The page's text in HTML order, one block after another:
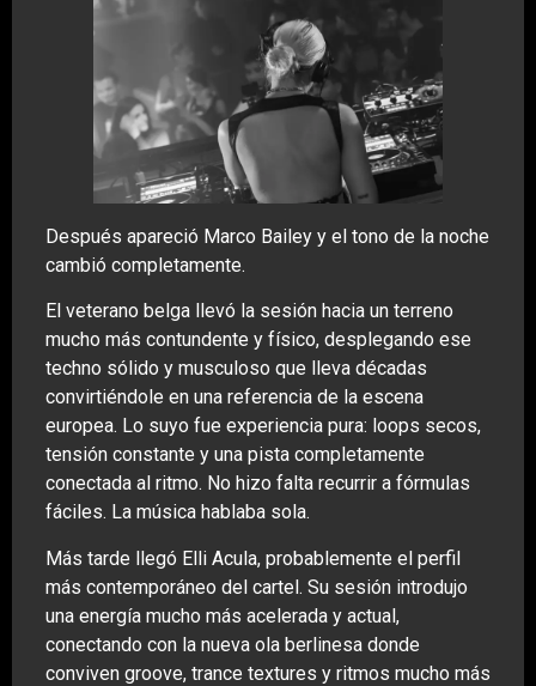
Después apareció Marco Bailey y el tono de la noche
cambió completamente.
El veterano belga llevó la sesión hacia un terreno
mucho más contundente y físico, desplegando ese
techno sólido y musculoso que lleva décadas
convirtiéndole en una referencia de la escena
europea. Lo suyo fue experiencia pura: loops secos,
tensión constante y una pista completamente
conectada al ritmo. No hizo falta recurrir a fórmulas
fáciles. La música hablaba sola.
Más tarde llegó Elli Acula, probablemente el perfil
más contemporáneo del cartel. Su sesión introdujo
una energía mucho más acelerada y actual,
conectando con la nueva ola berlinesa donde
conviven groove, trance textures y ritmos mucho más